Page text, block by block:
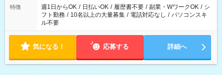
ください！
特徴 週1日からOK / 日払いOK / 履歴書不要 / 副業・WワークOK / シ
フト勤務 / 10名以上の大量募集 / 電話対応なし / パソコンスキ
ル不要
気になる！ 応募する 詳細へ